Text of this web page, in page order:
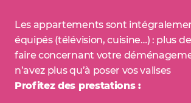
Les appartements sont
équipés (télévision, cuisine…) : plus
faire concernant votre
n’avez plus qu’à poser vos valises
Profitez des prestations :